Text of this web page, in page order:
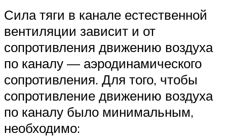
Сила тяги в канале естественной
вентиляции зависит и от
сопротивления движению воздуха
по каналу — аэродинамического
сопротивления. Для того, чтобы
сопротивление движению воздуха
по каналу было минимальным,
необходимо: